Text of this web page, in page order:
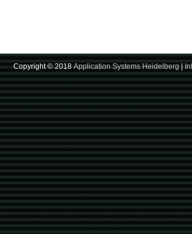
Copyright © 2018Application Systems Heidelberg|